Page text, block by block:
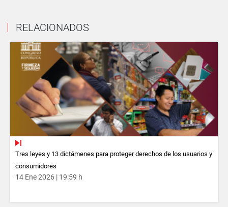
RELACIONADOS
Tres leyes y 13 dictámenes para proteger derechos de los usuarios y
consumidores
14 Ene 2026 | 19:59 h